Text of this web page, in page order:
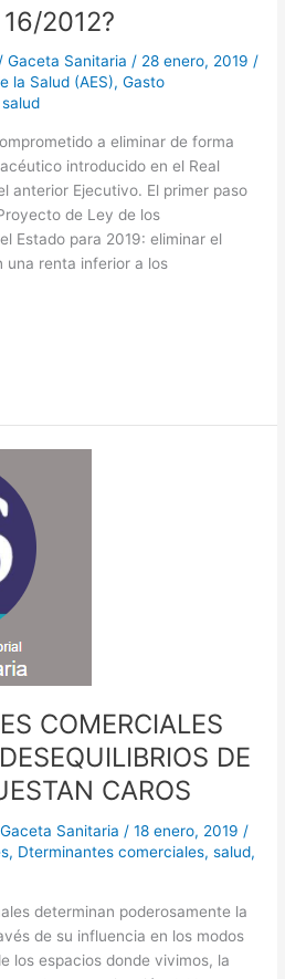
2012?
Gaceta Sanitaria/ 28 enero, 2019/
la Salud (AES),Gasto
a eliminar de forma
introducido en el Real
anterior Ejecutivo. El primer paso
de Ley de los
Estado para 2019: eliminar el
una renta inferior a los
COMERCIALES
DE
CAROS
Gaceta Sanitaria /18 enero, 2019 /
, Dterminantes comerciales,salud,
determinan poderosamente la
de su influencia en los modos
los espacios donde vivimos, la